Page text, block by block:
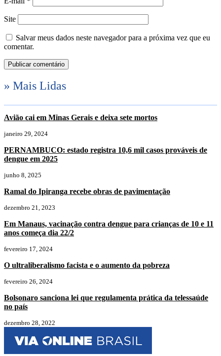
Site
Salvar meus dados neste navegador para a próxima vez que eu
comentar.
» Mais Lidas
Avião cai em Minas Gerais e deixa sete mortos
janeiro 29, 2024
PERNAMBUCO: estado registra 10,6 mil casos prováveis de
dengue em 2025
junho 8, 2025
Ramal do Ipiranga recebe obras de pavimentação
dezembro 21, 2023
Em Manaus, vacinação contra dengue para crianças de 10 e 11
anos começa dia 22/2
fevereiro 17, 2024
O ultraliberalismo facista e o aumento da pobreza
fevereiro 26, 2024
Bolsonaro sanciona lei que regulamenta prática da telessaúde
no país
dezembro 28, 2022